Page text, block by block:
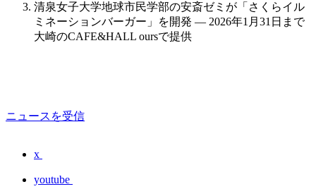
清泉女子大学地球市民学部の安斎ゼミが「さくらイル
ミネーションバーガー」を開発 ― 2026年1月31日まで
大崎のCAFE&HALL oursで提供
ニュースを受信
x
youtube